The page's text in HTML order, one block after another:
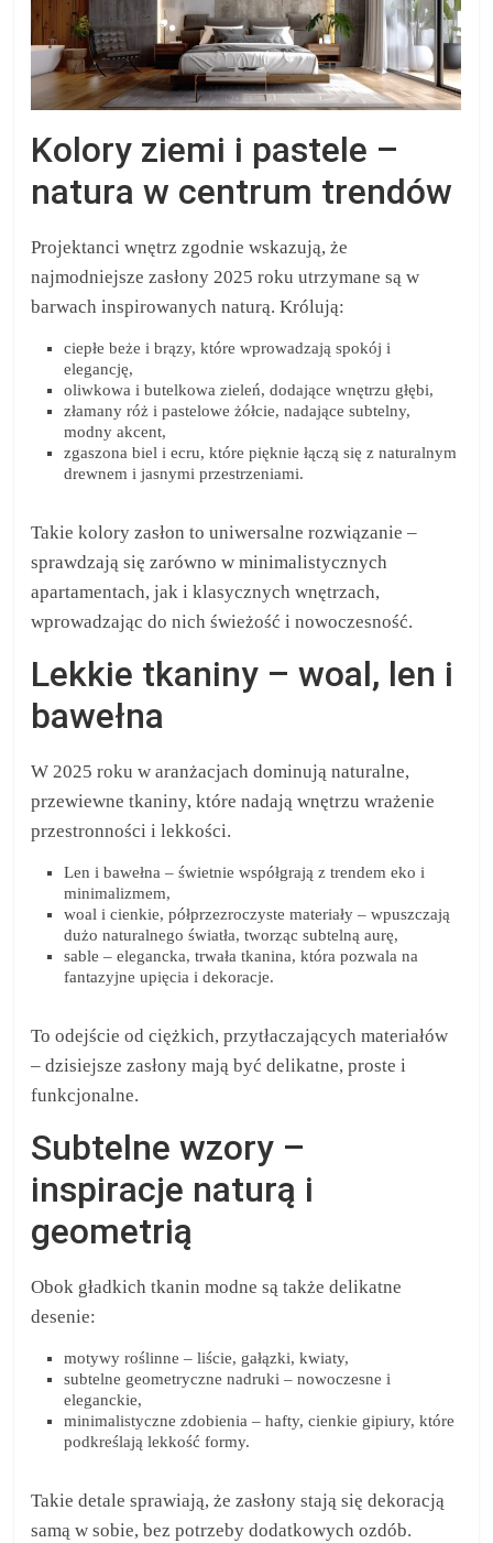
Kolory ziemi i pastele –
natura w centrum trendów
Projektanci wnętrz zgodnie wskazują, że
najmodniejsze zasłony 2025 roku utrzymane są w
barwach inspirowanych naturą. Królują:
ciepłe beże i brązy, które wprowadzają spokój i
elegancję,
oliwkowa i butelkowa zieleń, dodające wnętrzu głębi,
złamany róż i pastelowe żółcie, nadające subtelny,
modny akcent,
zgaszona biel i ecru, które pięknie łączą się z naturalnym
drewnem i jasnymi przestrzeniami.
Takie kolory zasłon to uniwersalne rozwiązanie –
sprawdzają się zarówno w minimalistycznych
apartamentach, jak i klasycznych wnętrzach,
wprowadzając do nich świeżość i nowoczesność.
Lekkie tkaniny – woal, len i
bawełna
W 2025 roku w aranżacjach dominują naturalne,
przewiewne tkaniny, które nadają wnętrzu wrażenie
przestronności i lekkości.
Len i bawełna – świetnie współgrają z trendem eko i
minimalizmem,
woal i cienkie, półprzezroczyste materiały – wpuszczają
dużo naturalnego światła, tworząc subtelną aurę,
sable – elegancka, trwała tkanina, która pozwala na
fantazyjne upięcia i dekoracje.
To odejście od ciężkich, przytłaczających materiałów
– dzisiejsze zasłony mają być delikatne, proste i
funkcjonalne.
Subtelne wzory –
inspiracje naturą i
geometrią
Obok gładkich tkanin modne są także delikatne
desenie:
motywy roślinne – liście, gałązki, kwiaty,
subtelne geometryczne nadruki – nowoczesne i
eleganckie,
minimalistyczne zdobienia – hafty, cienkie gipiury, które
podkreślają lekkość formy.
Takie detale sprawiają, że zasłony stają się dekoracją
samą w sobie, bez potrzeby dodatkowych ozdób.